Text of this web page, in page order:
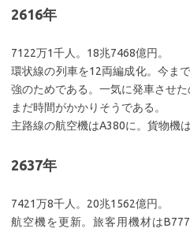
2616年
7122万1千人。18兆7468億円。
環状線の列車を12両編成化。今ま
強のためである。一気に発車させ
まだ時間がかかりそうである。
主路線の航空機はA380に。貨物機
2637年
7421万8千人。20兆1562億円。
航空機を更新。旅客用機材は